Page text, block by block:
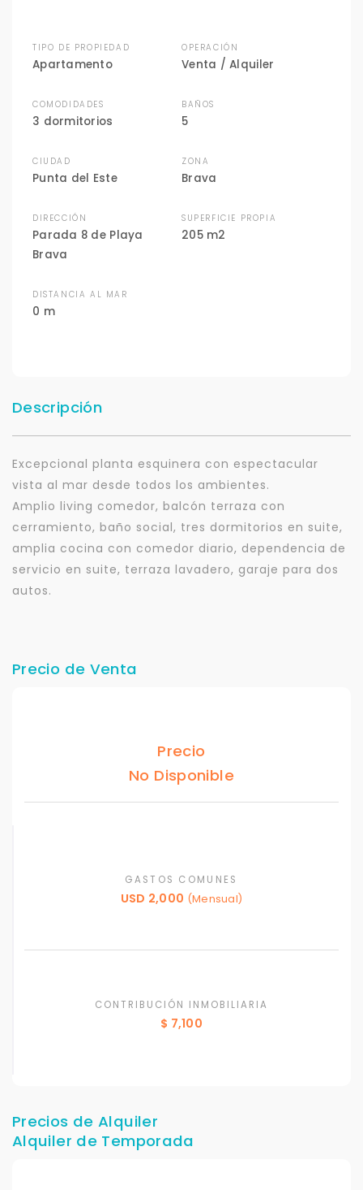
TIPO DE PROPIEDAD
Apartamento
OPERACIÓN
Venta / Alquiler
COMODIDADES
3 dormitorios
BAÑOS
5
CIUDAD
Punta del Este
ZONA
Brava
DIRECCIÓN
Parada 8 de Playa
Brava
SUPERFICIE PROPIA
205 m2
DISTANCIA AL MAR
0 m
Descripción
Excepcional planta esquinera con espectacular
vista al mar desde todos los ambientes.
Amplio living comedor, balcón terraza con
cerramiento, baño social, tres dormitorios en suite,
amplia cocina con comedor diario, dependencia de
servicio en suite, terraza lavadero, garaje para dos
autos.
Precio de Venta
Precio
No Disponible
GASTOS COMUNES
USD 2,000 (Mensual)
CONTRIBUCIÓN INMOBILIARIA
$ 7,100
Precios de Alquiler
Alquiler de Temporada